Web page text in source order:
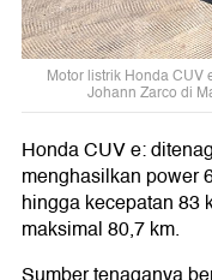
Motor listrik Honda
Johann Zarco di
Honda CUV e:
menghasilkan power
hingga kecepatan 83
maksimal 80,7 km.